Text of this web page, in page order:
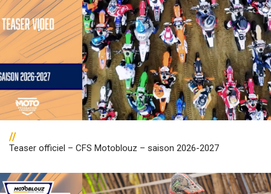
//
Teaser officiel – CFS Motoblouz – saison 2026-2027